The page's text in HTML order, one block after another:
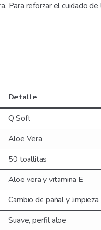
reforzar el cuidado
Detalle
Q Soft
Aloe Vera
50 toallitas
Aloe vera y vitamina E
Cambio de pañal y
Suave, perfil aloe